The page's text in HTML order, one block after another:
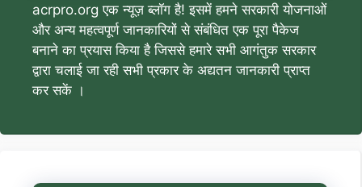
acrpro.org एक न्यूज़ ब्लॉग है! इसमें हमने सरकारी योजनाओं
और अन्य महत्वपूर्ण जानकारियों से संबंधित एक पूरा पैकेज
बनाने का प्रयास किया है जिससे हमारे सभी आगंतुक सरकार
द्वारा चलाई जा रही सभी प्रकार के अद्यतन जानकारी प्राप्त
कर सकें ।